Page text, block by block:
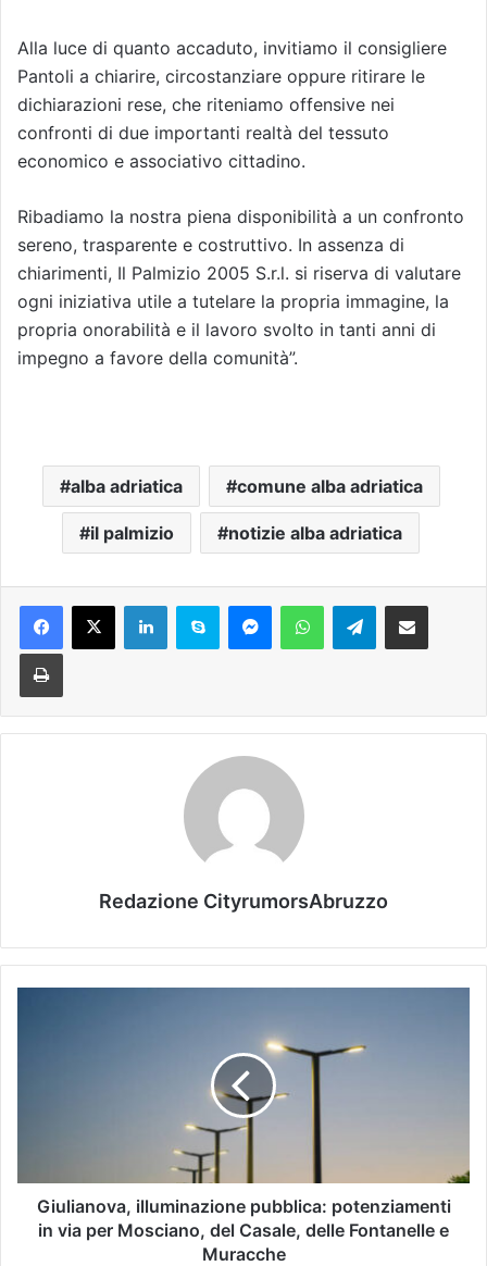
Alla luce di quanto accaduto, invitiamo il consigliere
Pantoli a chiarire, circostanziare oppure ritirare le
dichiarazioni rese, che riteniamo offensive nei
confronti di due importanti realtà del tessuto
economico e associativo cittadino.
Ribadiamo la nostra piena disponibilità a un confronto
sereno, trasparente e costruttivo. In assenza di
chiarimenti, Il Palmizio 2005 S.r.l. si riserva di valutare
ogni iniziativa utile a tutelare la propria immagine, la
propria onorabilità e il lavoro svolto in tanti anni di
impegno a favore della comunità”.
alba adriatica comune alba adriatica
il palmizio notizie alba adriatica
Telegram
Redazione CityrumorsAbruzzo
Giulianova, illuminazione pubblica: potenziamenti
in via per Mosciano, del Casale, delle Fontanelle e
Muracche